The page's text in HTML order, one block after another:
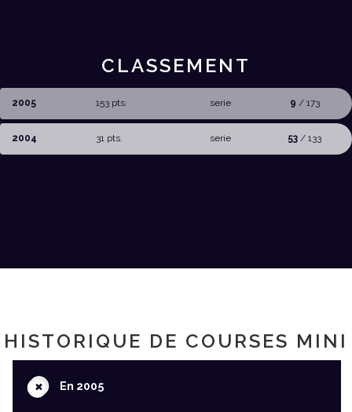
CLASSEMENT
2005 153 pts. serie 9 / 173
2004 31 pts. serie 53 / 133
HISTORIQUE DE COURSES MINI
+En 2005